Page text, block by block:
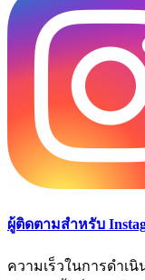
ผู้ติดตามสำหรับ
ความเร็วในการดำเ